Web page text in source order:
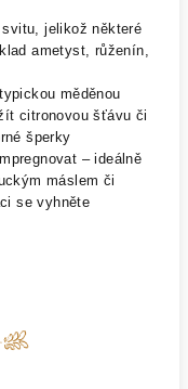
jelikož některé
ametyst, růženín,
měděnou
citronovou šťávu či
šperky
– ideálně
máslem či
se vyhněte